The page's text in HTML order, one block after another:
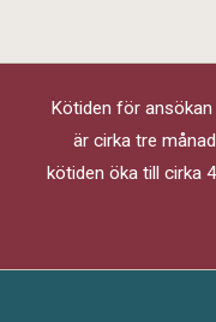
Kötiden för
är cirka tre
kötiden öka till cirka